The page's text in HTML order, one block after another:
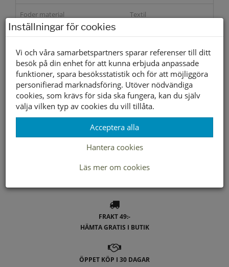
Foder material Textil
Slut i webbshopen
Lagerstatus per butik
FRAKT 49:-
HÄMTA GRATIS I BUTIK
ÖPPET KÖP I 30 DAGAR
Inställningar för cookies
Vi och våra samarbetspartners sparar referenser till ditt
besök på din enhet för att kunna erbjuda anpassade
funktioner, spara besöksstatistik och för att möjliggöra
personifierad marknadsföring. Utöver nödvändiga
cookies, som krävs för sida ska fungera, kan du själv
välja vilken typ av cookies du vill tillåta.
Acceptera alla
Hantera cookies
Läs mer om cookies